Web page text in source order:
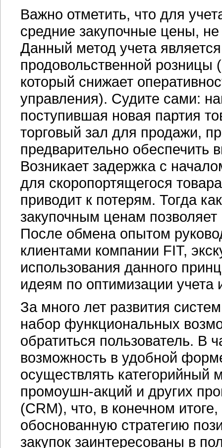
Важно отметить, что для
средние закупочные цены,
Данный метод учета
продовольственной розницы
который снижает
управления). Судите сами:
поступившая новая партия
торговый зал для продажи,
предварительно обеспечить
Возникает задержка с
для скоропортящегося
приводит к потерям. Тогда
закупочным ценам
После обмена опытом
клиентами компании FIT,
использования данного
идеям по оптимизации учета
За много лет развития
набор функциональных
обратиться пользователь. В
возможность в удобной
осуществлять категорийный
промоушн-акций и других
(CRM), что, в конечном
обоснованную стратегию
закупок заинтересованы в